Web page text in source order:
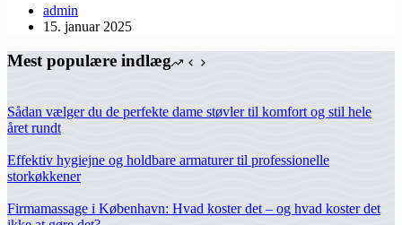
admin
15. januar 2025
Mest populære indlæg
Sådan vælger du de perfekte dame støvler til komfort og stil hele
året rundt
Effektiv hygiejne og holdbare armaturer til professionelle
storkøkkener
Firmamassage i København: Hvad koster det – og hvad koster det